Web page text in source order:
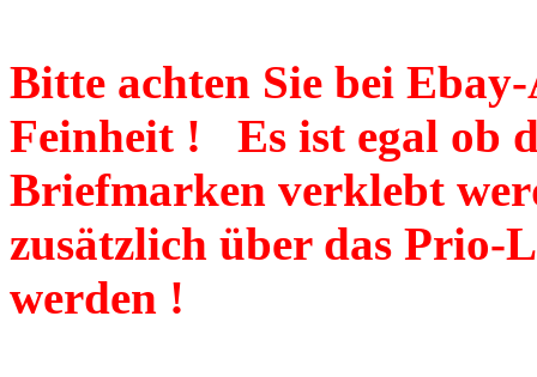
Bitte achten Sie bei
Feinheit ! Es ist egal ob
Briefmarken verklebt
zusätzlich über das Prio-
werden !